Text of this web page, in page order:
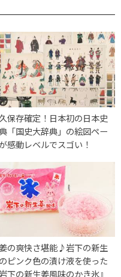
保存確定！日本初の日本史
「国史大辞典」の絵図ペー
感動レベルでスゴい！
の爽快さ堪能♪岩下の新生
ピンク色の漬け液を使った
岩下の新生姜風味のかき氷』